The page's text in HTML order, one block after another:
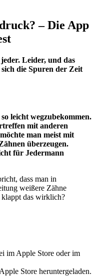
– Die App
Leider, und das
die Spuren der Zeit
leicht wegzubekommen.
mit anderen
man meist mit
überzeugen.
für Jedermann
dass man in
weißere Zähne
das wirklich?
im Apple Store oder im
Store heruntergeladen.